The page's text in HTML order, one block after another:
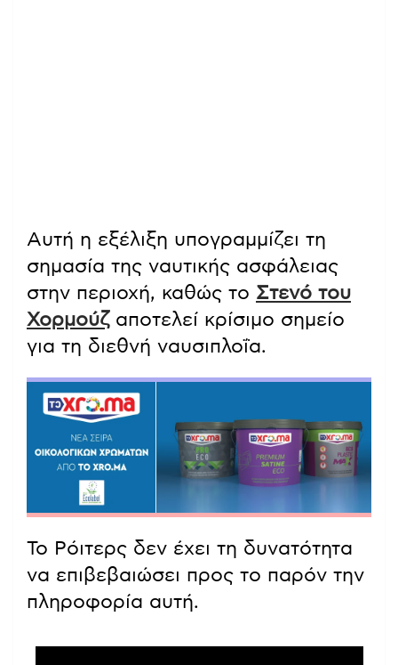
Αυτή η εξέλιξη υπογραμμίζει τη
σημασία της ναυτικής ασφάλειας
στην περιοχή, καθώς το Στενό του
Χορμούζαποτελεί κρίσιμο σημείο
για τη διεθνή ναυσιπλοΐα.
Το Ρόιτερς δεν έχει τη δυνατότητα
να επιβεβαιώσει προς το παρόν την
πληροφορία αυτή.